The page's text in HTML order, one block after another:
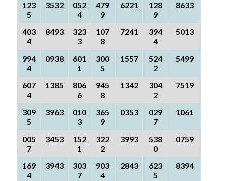
123
5
3532
052
4
479
9
6221
128
9
8633
403
4
8493
323
3
107
8
7241
394
4
5013
994
4
0938
601
1
300
5
1557
524
2
5499
607
4
1385
806
6
945
8
1342
304
2
7519
309
5
3963
010
3
365
9
0353
029
7
1061
005
7
3453
152
1
322
2
3993
538
0
0759
169
4
3943
303
7
903
4
2843
623
5
8394